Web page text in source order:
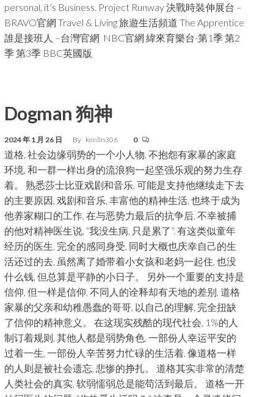
personal, it’s Business. Project Runway 決戰時裝伸展台 –
BRAVO官網 Travel & Living 旅遊生活頻道 The Apprentice
誰是接班人 –台灣官網 NBC官網 緯來育樂台-第1季 第2
季 第3季 BBC英國版
Dogman 狗神
2024 年 1 月 26 日 By kenlin306 0
道格, 社会边缘弱势的一个小人物, 不抱怨有家暴的家庭
环境, 和一群一样出身的流浪狗一起坚强乐观的努力生存
着。 熟悉莎士比亚戏剧和音乐, 可能是支持他继续走下去
的主要原因, 戏剧和音乐, 丰富他的精神生活, 也终于成为
他养家糊口的工作, 在与恶势力最后的抗争后, 不幸被捕
的他对精神医生说, “我没生病, 只是累了”. 有这类似童年
经历的医生, 完全的感同身受, 同时大概也庆幸自己的生
活还过的去, 虽然离了婚带着小女孩和老妈一起住, 也没
什么钱, 但总算是平静的小日子。 另外一个重要的支持是
信仰, 但一样是信仰, 不同人的诠释却有天地的差别, 道格
家暴的父亲和幼稚愚蠢的哥哥, 以自己的理解, 完全扭缺
了信仰的精神意义。 在这现实残酷的现代社会, 1%的人
制订着规则, 其他人都是弱势角色, 一部份人幸运平安的
过着一生, 一部份人辛苦努力忙碌的生活着. 像道格一样
的人则是被社会遗忘, 悲惨的挣扎。 道格其实非常的清楚
人类社会的真实, 软弱懦弱总是能苟活到最后。 道格一开